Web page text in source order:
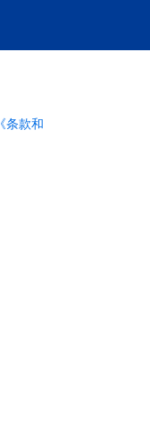
《条款和